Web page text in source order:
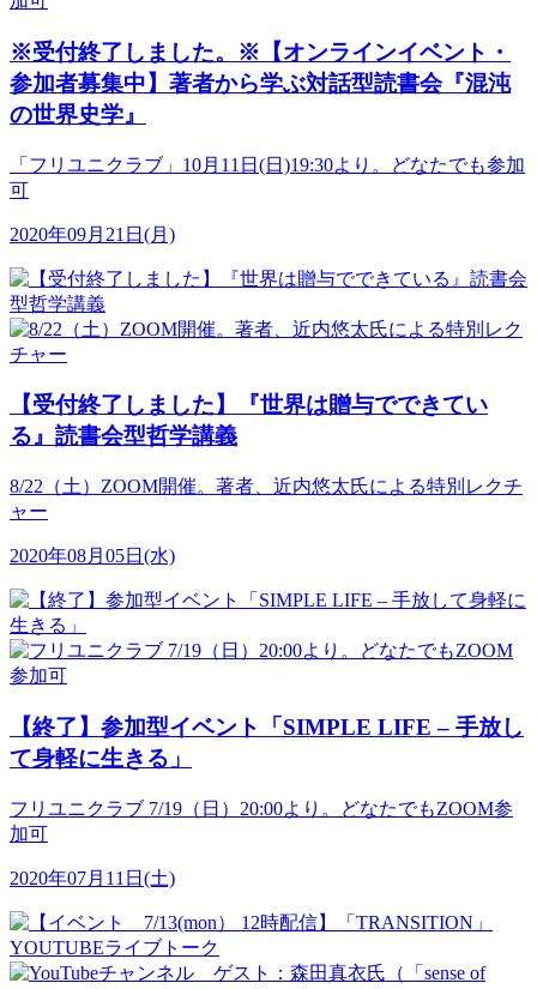
※受付終了しました。※【オンラインイベント・
参加者募集中】著者から学ぶ対話型読書会『混沌
の世界史学』
「フリユニクラブ」10月11日(日)19:30より。どなたでも参加
可
2020年09月21日(月)
【受付終了しました】『世界は贈与でできてい
る』読書会型哲学講義
8/22（土）ZOOM開催。著者、近内悠太氏による特別レクチ
ャー
2020年08月05日(水)
【終了】参加型イベント「SIMPLE LIFE – 手放し
て身軽に生きる」
フリユニクラブ 7/19（日）20:00より。どなたでもZOOM参
加可
2020年07月11日(土)